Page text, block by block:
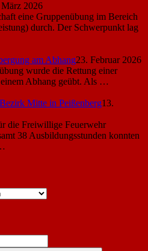
März 2026
eine Gruppenübung im Bereich
durch. Der Schwerpunkt lag
am Abhang23. Februar 2026
wurde die Rettung einer
einem Abhang geübt. Als …
Mitte in Peißenberg13.
die Freiwillige Feuerwehr
38 Ausbildungsstunden konnten